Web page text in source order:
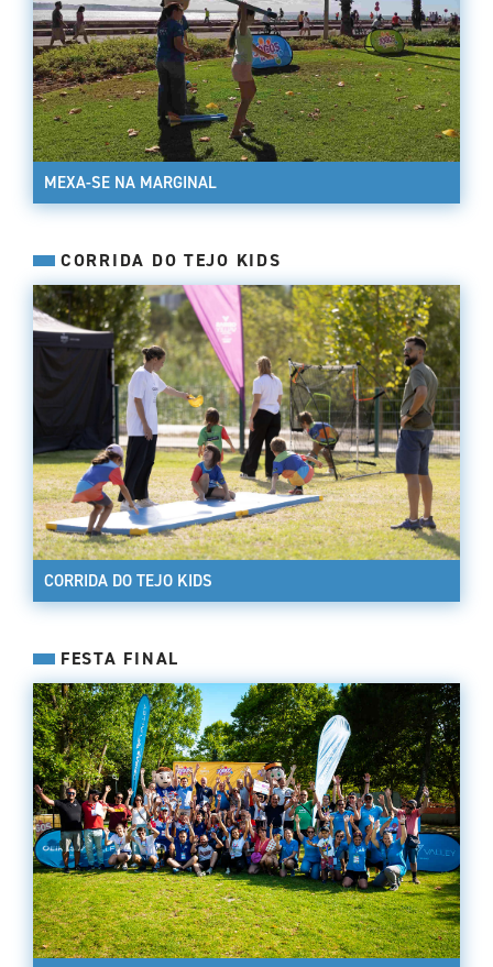
MEXA-SE NA MARGINAL
CORRIDA DO TEJO KIDS
CORRIDA DO TEJO KIDS
FESTA FINAL